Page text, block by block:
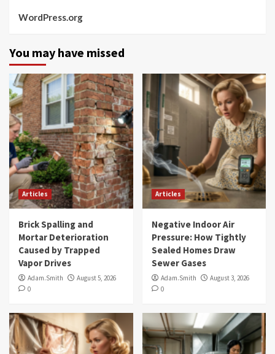
WordPress.org
You may have missed
Articles
Brick Spalling and
Mortar Deterioration
Caused by Trapped
Vapor Drives
Adam.Smith
August 5, 2026
0
Articles
Negative Indoor Air
Pressure: How Tightly
Sealed Homes Draw
Sewer Gases
Adam.Smith
August 3, 2026
0